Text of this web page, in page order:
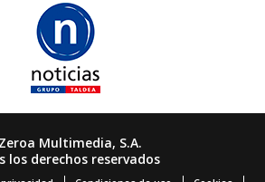
Multimedia, S.A.
los derechos reservados